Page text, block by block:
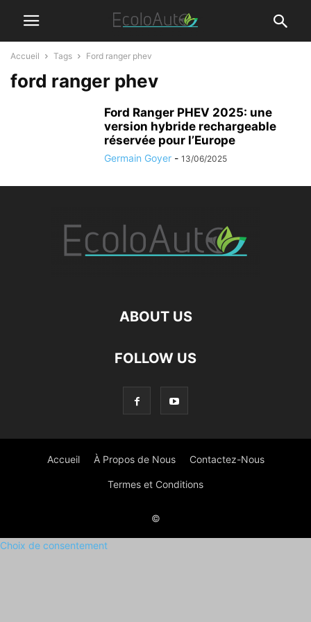
Accueil Tags Ford ranger phev
ford ranger phev
Ford Ranger PHEV 2025: une
version hybride rechargeable
réservée pour l’Europe
Germain Goyer - 13/06/2025
ABOUT US
FOLLOW US
Accueil À Propos de Nous Contactez-Nous
Termes et Conditions
©
Choix de consentement